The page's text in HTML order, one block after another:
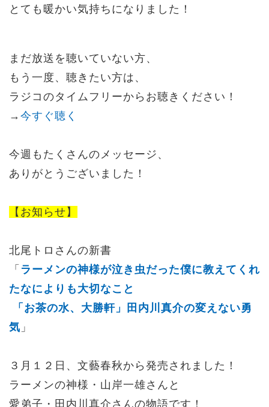
とても暖かい気持ちになりました！
まだ放送を聴いていない方、
もう一度、聴きたい方は、
ラジコのタイムフリーからお聴きください！
→ 今すぐ聴く
今週もたくさんのメッセージ、
ありがとうございました！
【お知らせ】
北尾トロさんの新書
「 ラーメンの神様が泣き虫だった僕に教えてくれ
たなによりも大切なこと
「お茶の水、大勝軒」田内川真介の変えない勇
気 」
３月１２日、 文藝春秋から発売されました！
ラーメンの神様・ 山岸一雄さんと
愛弟子・ 田内川真介さんの物語です！